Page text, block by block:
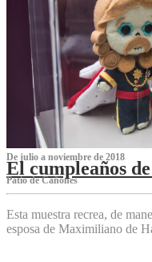
De julio a noviembre de 2018
El cumpleaños
Patio de Cañones
Esta muestra recrea, de
esposa de Maximiliano de